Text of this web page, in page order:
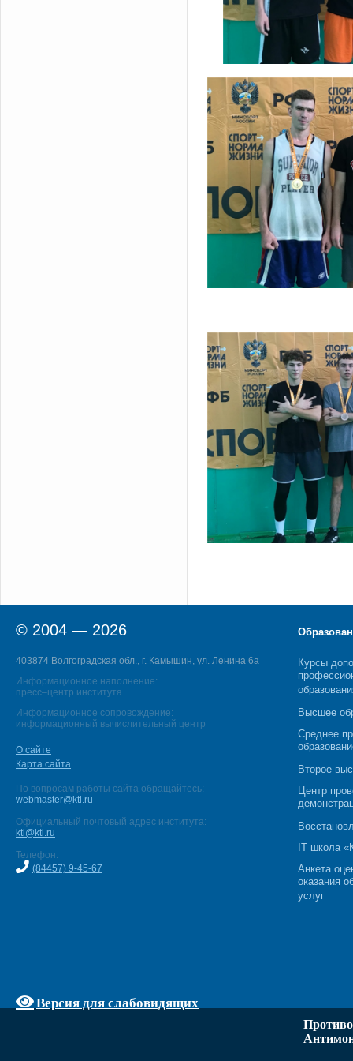
© 2004 — 2026
403874 Волгоградская обл., г. Камышин, ул. Ленина 6а
Информационное наполнение:
пресс–центр института
Информационное сопровождение:
информационный вычислительный центр
О сайте
Карта сайта
По вопросам работы сайта обращайтесь:
webmaster@kti.ru
Официальный почтовый адрес института:
kti@kti.ru
Телефон:
(84457) 9-45-67
Версия для слабовидящих
Курсы
Высшее
Среднее
Второе
Центр
IT школа
Анкета
оказания
услуг